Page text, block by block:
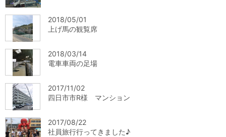
2018/05/01
上げ馬の観覧席
2018/03/14
電車車両の足場
2017/11/02
四日市市R様 マンション
2017/08/22
社員旅行行ってきました♪